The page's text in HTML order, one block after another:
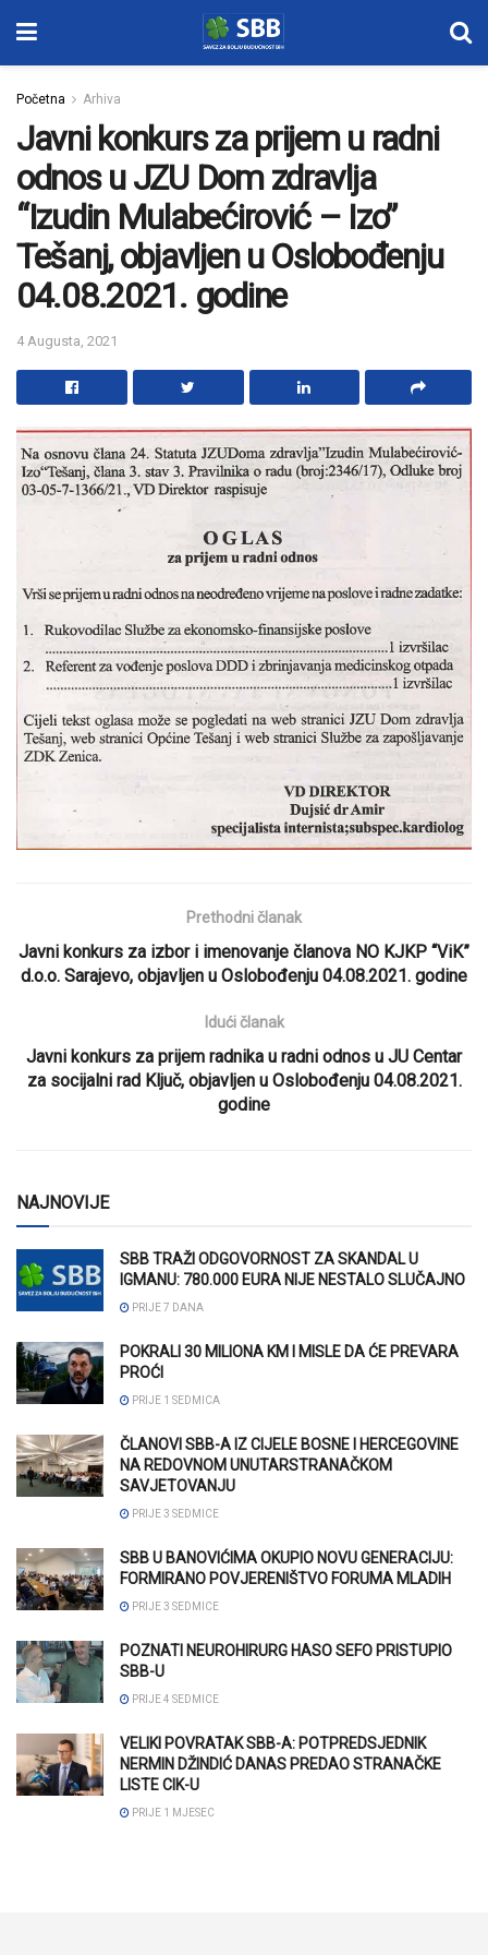
Početna Arhiva
Javni konkurs za prijem u radni
odnos u JZU Dom zdravlja
“Izudin Mulabećirović – Izo”
Tešanj, objavljen u Oslobođenju
04.08.2021. godine
4 Augusta, 2021
Prethodni članak
Javni konkurs za izbor i imenovanje članova NO KJKP “ViK”
d.o.o. Sarajevo, objavljen u Oslobođenju 04.08.2021. godine
Idući članak
Javni konkurs za prijem radnika u radni odnos u JU Centar
za socijalni rad Ključ, objavljen u Oslobođenju 04.08.2021.
godine
NAJNOVIJE
SBB TRAŽI ODGOVORNOST ZA SKANDAL U
IGMANU: 780.000 EURA NIJE NESTALO SLUČAJNO
PRIJE 7 DANA
POKRALI 30 MILIONA KM I MISLE DA ĆE PREVARA
PROĆI
PRIJE 1 SEDMICA
ČLANOVI SBB-A IZ CIJELE BOSNE I HERCEGOVINE
NA REDOVNOM UNUTARSTRANAČKOM
SAVJETOVANJU
PRIJE 3 SEDMICE
SBB U BANOVIĆIMA OKUPIO NOVU GENERACIJU:
FORMIRANO POVJERENIŠTVO FORUMA MLADIH
PRIJE 3 SEDMICE
POZNATI NEUROHIRURG HASO SEFO PRISTUPIO
SBB-U
PRIJE 4 SEDMICE
VELIKI POVRATAK SBB-A: POTPREDSJEDNIK
NERMIN DŽINDIĆ DANAS PREDAO STRANAČKE
LISTE CIK-U
PRIJE 1 MJESEC